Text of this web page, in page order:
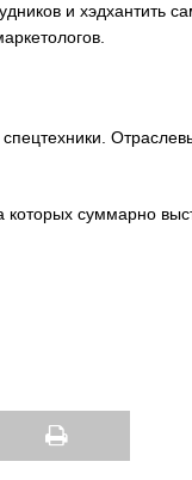
и хэдхантить
суммарно